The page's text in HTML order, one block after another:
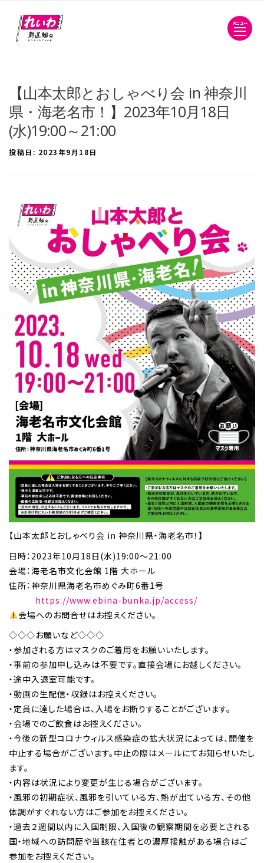
メニュー
【山本太郎とおしゃべり会 in 神奈川
県・海老名市！】2023年10月18日
(水)19:00～21:00
投稿日: 2023年9月18日
【山本太郎とおしゃべり会 in 神奈川県・海老名市！】
日時：2023年10月18日(水)19:00～21:00
会場：海老名市文化会館 1階 大ホール
住所：神奈川県海老名市めぐみ町6番1号
https://www.ebina-bunka.jp/access/
会場へのお問合せはお控えください。
◇◇◇お願いなど◇◇◇
・参加される方はマスクのご着用をお願いいたします。
・事前の参加申し込みは不要です。直接会場にお越しください。
・途中入退室可能です。
・動画の生配信・収録はお控えください。
・定員に達した場合は、入場をお断りすることがございます。
・会場でのご飲食はお控えください。
・今後の新型コロナウィルス感染症の拡大状況によっては、開催を
中止する場合がございます。中止の際はメールにてお知らせいたし
ます。
・内容は状況により変更が生じる場合がございます。
・風邪の初期症状、風邪を引いている方、熱が出ている方、その他
体調がすぐれない方はご参加をお控えください。
・過去２週間以内に入国制限、入国後の観察期間を必要とされる
国・地域への訪問歴や当該在住者との濃厚接触がある場合はご
参加をお控えください。